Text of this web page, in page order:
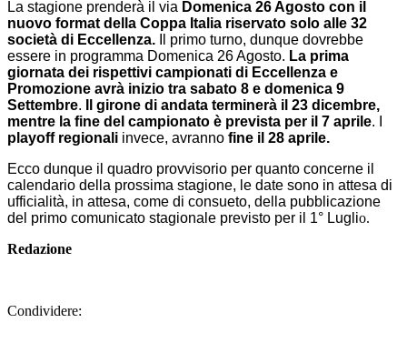
nuovo format della Coppa Italia riservato solo alle 32
società di Eccellenza.Il primo turno, dunque dovrebbe
essere in programma Domenica 26 Agosto.La prima
giornata dei rispettivi campionati di Eccellenza e
Promozione avrà inizio tra sabato 8 e domenica 9
Settembre.Il girone di andata terminerà il 23 dicembre,
mentre la fine del campionato è prevista per il 7 aprile. I
playoff regionaliinvece, avrannofine il 28 aprile.
calendario della prossima stagione, le date sono in attesa di
ufficialità, in attesa, come di consueto, della pubblicazione
del primo comunicato stagionale previsto per il 1°Luglio.